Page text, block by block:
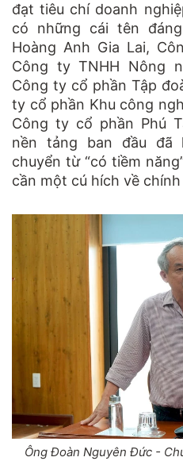
đạt tiêu chí doanh
có những cái tên
Hoàng Anh Gia Lai,
Công ty TNHH Nông
Công ty cổ phần Tập
ty cổ phần Khu công
Công ty cổ phần Phú
nền tảng ban đầu đã
chuyển từ “có tiềm
cần một cú hích về
Ông Đoàn Nguyên Đức -